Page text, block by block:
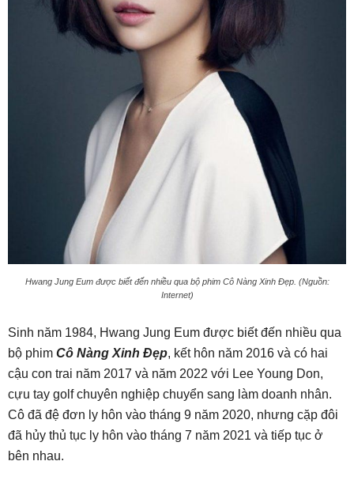
Hwang Jung Eum được biết đến nhiều qua bộ phim Cô Nàng Xinh Đẹp. (Nguồn:
Internet)
Sinh năm 1984, Hwang Jung Eum được biết đến nhiều qua
bộ phim Cô Nàng Xinh Đẹp, kết hôn năm 2016 và có hai
cậu con trai năm 2017 và năm 2022 với Lee Young Don,
cựu tay golf chuyên nghiệp chuyển sang làm doanh nhân.
Cô đã đệ đơn ly hôn vào tháng 9 năm 2020, nhưng cặp đôi
đã hủy thủ tục ly hôn vào tháng 7 năm 2021 và tiếp tục ở
bên nhau.